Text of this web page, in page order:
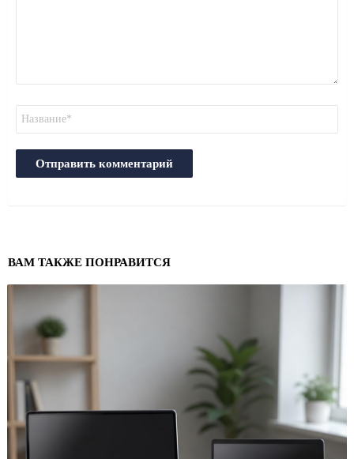
ВАМ ТАКЖЕ ПОНРАВИТСЯ